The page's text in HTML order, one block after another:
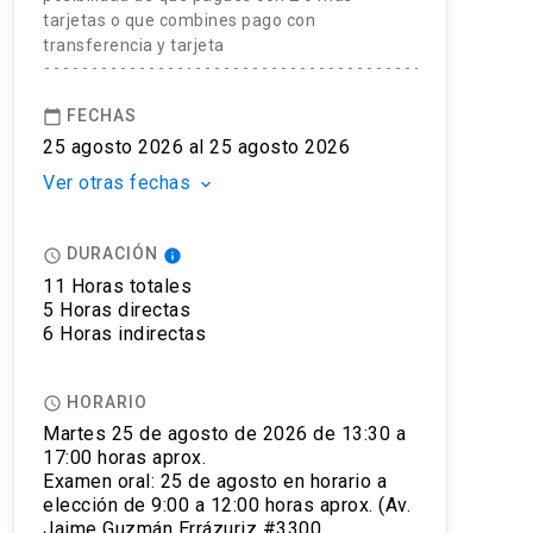
a nivel mundial, siendo aceptado por
tarjetas o que combines pago con
transferencia y tarjeta
calendar_today FECHAS
25 agosto 2026 al 25 agosto 2026
Ver otras fechas
keyboard_arrow_down
access_time DURACIÓN info
11 Horas totales
5 Horas directas
6 Horas indirectas
access_time HORARIO
Martes 25 de agosto de 2026 de 13:30 a
17:00 horas aprox.
Examen oral: 25 de agosto en horario a
elección de 9:00 a 12:00 horas aprox. (Av.